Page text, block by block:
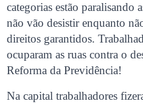
categorias estão paralisando
não vão desistir enquanto
direitos garantidos.
ocuparam as ruas contra o
Reforma da Previdência!
Na capital trabalhadores